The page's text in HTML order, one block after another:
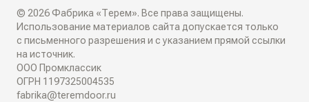
Поворотные двери
Двери-купе
Откатные двери
Накладки на входные двери
Стеновые панели
Скрытые двери
Белые двери
О КОМПАНИИ
Семейное дело
© 2026 Фабрика «Терем». Все права защищены.
Использование материалов сайта допускается только
с письменного разрешения и с указанием прямой ссылки
на источник.
ООО Промклассик
ОГРН 1197325004535
fabrika@teremdoor.ru